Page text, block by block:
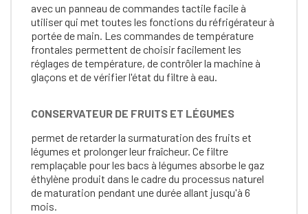
avec un panneau de commandes tactile facile à
utiliser qui met toutes les fonctions du réfrigérateur à
portée de main. Les commandes de température
frontales permettent de choisir facilement les
réglages de température, de contrôler la machine à
glaçons et de vérifier l'état du filtre à eau.
CONSERVATEUR DE FRUITS ET LÉGUMES
permet de retarder la surmaturation des fruits et
légumes et prolonger leur fraîcheur. Ce filtre
remplaçable pour les bacs à légumes absorbe le gaz
éthylène produit dans le cadre du processus naturel
de maturation pendant une durée allant jusqu'à 6
mois.